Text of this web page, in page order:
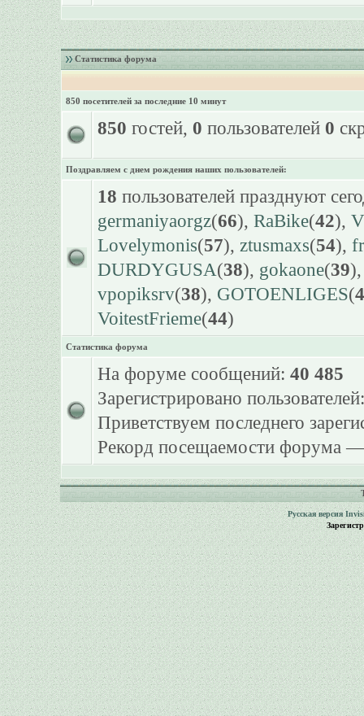
Статистика форума
850 посетителей за последние 10 минут
850 гостей, 0 пользователей 0
Поздравляем с днем рождения наших пользователей:
18 пользователей празднуют
germaniyaorgz(66), RaBike(42),
Lovelymonis(57), ztusmaxs(54),
DURDYGUSA(38), gokaone(39
vpopiksrv(38), GOTOENLIGES(
VoitestFrieme(44)
Статистика форума
На форуме сообщений: 40 485
Зарегистрировано
Приветствуем последнего
Рекорд посещаемости форума
Русская версия